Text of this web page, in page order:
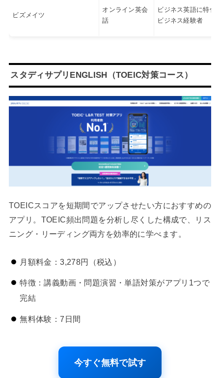
ビズメイツ
オンライン英会
話
ビジネス英語に特化
ビジネス経験者
スタディサプリENGLISH（TOEIC対策コース）
TOEICスコアを短期間でアップさせたい方におすすめの
アプリ。TOEIC頻出問題を分析し尽くした構成で、リス
ニング・リーディング両方を効率的に学べます。
月額料金：3,278円（税込）
特徴：講義動画・問題演習・単語対策がアプリ1つで
完結
無料体験：7日間
今すぐ無料で試す